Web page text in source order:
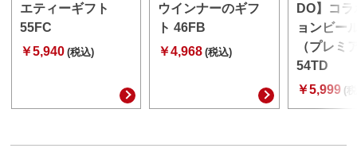
エティーギフト
55FC
￥5,940 (税込)
ウインナーのギフ
ト 46FB
￥4,968 (税込)
DO】コ
ョンビー
（プレミ
54TD
￥5,999 (